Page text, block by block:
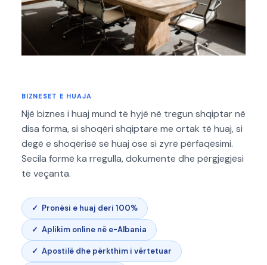
BIZNESET E HUAJA
Një biznes i huaj mund të hyjë në tregun shqiptar në
disa forma, si shoqëri shqiptare me ortak të huaj, si
degë e shoqërisë së huaj ose si zyrë përfaqësimi.
Secila formë ka rregulla, dokumente dhe përgjegjësi
të veçanta.
✓ Pronësi e huaj deri 100%
✓ Aplikim online në e-Albania
✓ Apostilë dhe përkthim i vërtetuar